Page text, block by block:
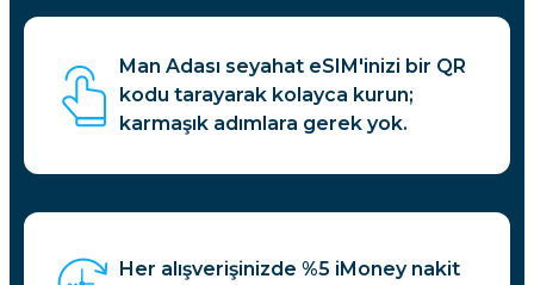
Man Adası seyahat eSIM'inizi bir QR
kodu tarayarak kolayca kurun;
karmaşık adımlara gerek yok.
Her alışverişinizde %5 iMoney nakit